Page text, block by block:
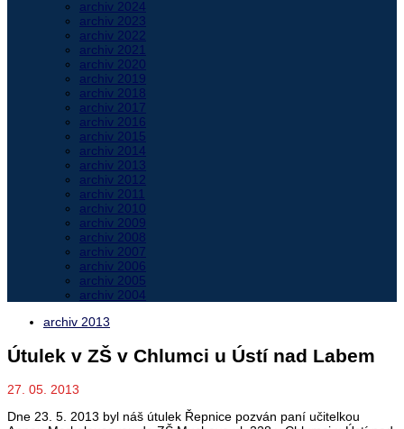
archiv 2024
archiv 2023
archiv 2022
archiv 2021
archiv 2020
archiv 2019
archiv 2018
archiv 2017
archiv 2016
archiv 2015
archiv 2014
archiv 2013
archiv 2012
archiv 2011
archiv 2010
archiv 2009
archiv 2008
archiv 2007
archiv 2006
archiv 2005
archiv 2004
archiv 2013
Útulek v ZŠ v Chlumci u Ústí nad Labem
27. 05. 2013
Dne 23. 5. 2013 byl náš útulek Řepnice pozván paní učitelkou